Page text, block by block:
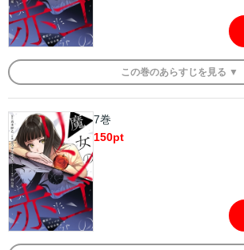
この巻のあらすじを 見る ▼
7巻
150pt